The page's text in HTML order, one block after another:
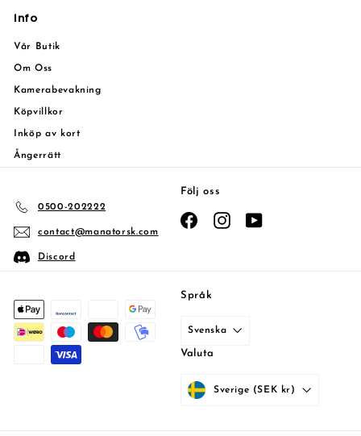
Info
Vår Butik
Om Oss
Kamerabevakning
Köpvillkor
Inköp av kort
Ångerrätt
0500-202222
contact@manatorsk.com
Discord
Följ oss
FacebookInstagram
Språk
Svenska
Valuta
Sverige (SEK kr)